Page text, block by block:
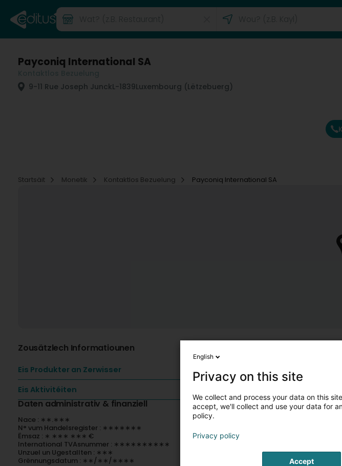
Payconiq International SA
9-11 Rue Joseph JunckL-1839Luxembourg (Lëtzebuerg)
Startsäit
Monetik Kontaktlos Bezuelung Payconiq International SA
Zousätzlech Informatiounen
Eis Produkter an Zerwisser
Eis Aktivitéiten
Daten administrativ & finanziell
Nace : ∗∗.∗∗∗
N° vum Handelsregister : ∗∗∗∗∗∗∗
Ëmsaz : ∗ ∗∗∗ ∗∗∗ €
International TVAsnummer : ∗∗∗∗∗∗∗∗∗∗
Unzuel un Ugestallten : ∗∗∗
Grënnungsdatum : ∗∗/∗∗/∗∗∗∗
English
Privacy on this site
We collect and process your data on this
accept, we'll collect and use your data for
policy.
Privacy policy
Accept